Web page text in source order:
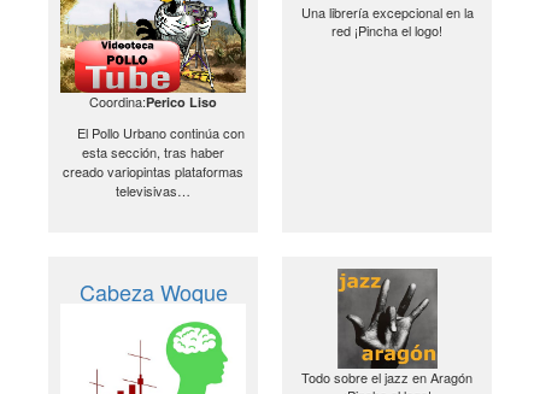
Coordina:Perico Liso
El Pollo Urbano continúa con
esta sección, tras haber
creado variopintas plataformas
televisivas…
Una librería excepcional en la
red ¡Pincha el logo!
Cabeza Woque
Todo sobre el jazz en Aragón